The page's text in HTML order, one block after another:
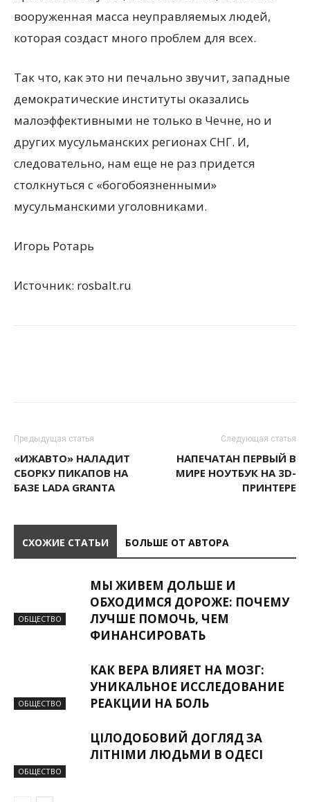
вооруженная масса неуправляемых людей,
которая создаст много проблем для всех.
Так что, как это ни печально звучит, западные
демократические институты оказались
малоэффективными не только в Чечне, но и
других мусульманских регионах СНГ. И,
следовательно, нам еще не раз придется
столкнуться с «богобоязненными»
мусульманскими уголовниками.
Игорь Ротарь
Источник: rosbalt.ru
Предыдущая статья
«ИЖАВТО» НАЛАДИТ
СБОРКУ ПИКАПОВ НА
БАЗЕ LADA GRANTA
Следующая статья
НАПЕЧАТАН ПЕРВЫЙ В
МИРЕ НОУТБУК НА 3D-
ПРИНТЕРЕ
СХОЖИЕ СТАТЬИ БОЛЬШЕ ОТ АВТОРА
ОБЩЕСТВО
МЫ ЖИВЕМ ДОЛЬШЕ И
ОБХОДИМСЯ ДОРОЖЕ: ПОЧЕМУ
ЛУЧШЕ ПОМОЧЬ, ЧЕМ
ФИНАНСИРОВАТЬ
ОБЩЕСТВО
КАК ВЕРА ВЛИЯЕТ НА МОЗГ:
УНИКАЛЬНОЕ ИССЛЕДОВАНИЕ
РЕАКЦИИ НА БОЛЬ
ОБЩЕСТВО
ЦІЛОДОБОВИЙ ДОГЛЯД ЗА
ЛІТНІМИ ЛЮДЬМИ В ОДЕСІ